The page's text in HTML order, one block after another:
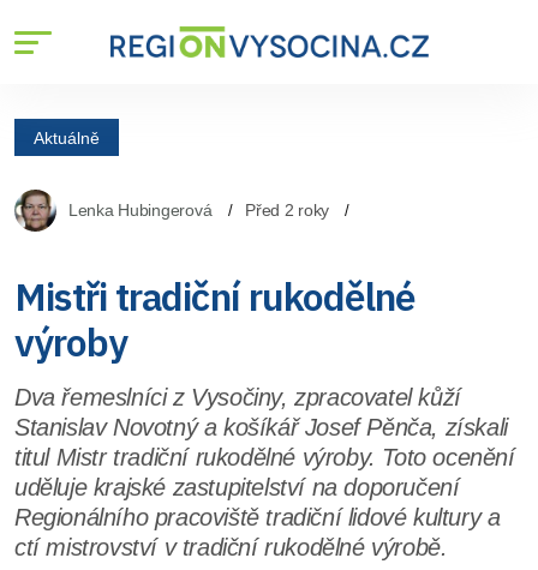
Aktuálně
Lenka Hubingerová Před 2 roky
Mistři tradiční rukodělné
výroby
Dva řemeslníci z Vysočiny, zpracovatel kůží
Stanislav Novotný a košíkář Josef Pěnča, získali
titul Mistr tradiční rukodělné výroby. Toto ocenění
uděluje krajské zastupitelství na doporučení
Regionálního pracoviště tradiční lidové kultury a
ctí mistrovství v tradiční rukodělné výrobě.